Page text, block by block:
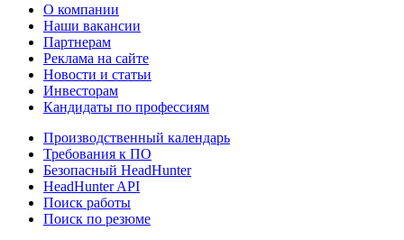
О компании
Наши вакансии
Партнерам
Реклама на сайте
Новости и статьи
Инвесторам
Кандидаты по профессиям
Производственный календарь
Требования к ПО
Безопасный HeadHunter
HeadHunter API
Поиск работы
Поиск по резюме